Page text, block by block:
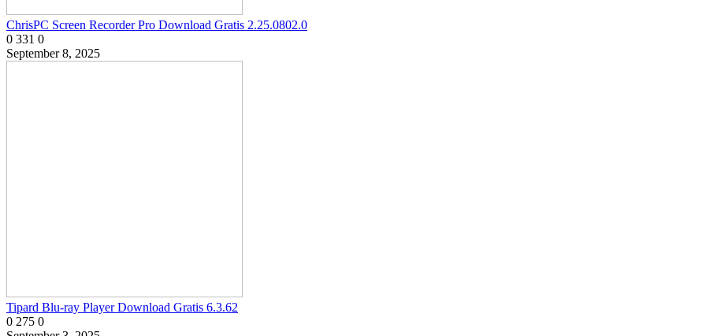
ChrisPC Screen Recorder Pro Download Gratis 2.25.0802.0
0 331 0
September 8, 2025
Tipard Blu-ray Player Download Gratis 6.3.62
0 275 0